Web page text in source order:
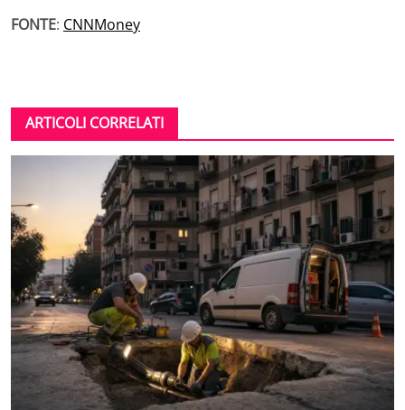
FONTE: CNNMoney
ARTICOLI CORRELATI